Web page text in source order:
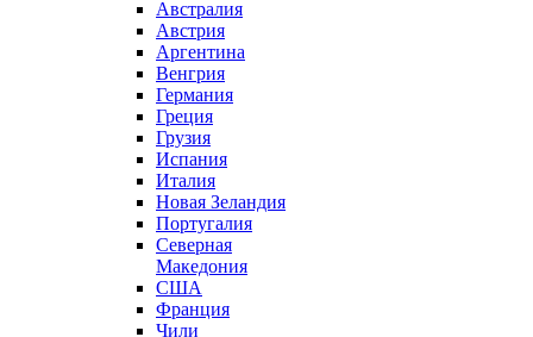
Австралия
Австрия
Аргентина
Венгрия
Германия
Греция
Грузия
Испания
Италия
Новая Зеландия
Португалия
Северная
Македония
США
Франция
Чили